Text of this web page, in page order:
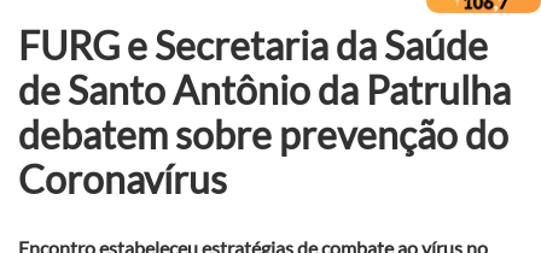
FURG e Secretaria da Saúde
de Santo Antônio da Patrulha
debatem sobre prevenção do
Coronavírus
Encontro estabeleceu estratégias de combate ao vírus no